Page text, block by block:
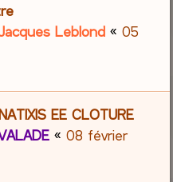
Leblond «05
EE CLOTURE
«08 février